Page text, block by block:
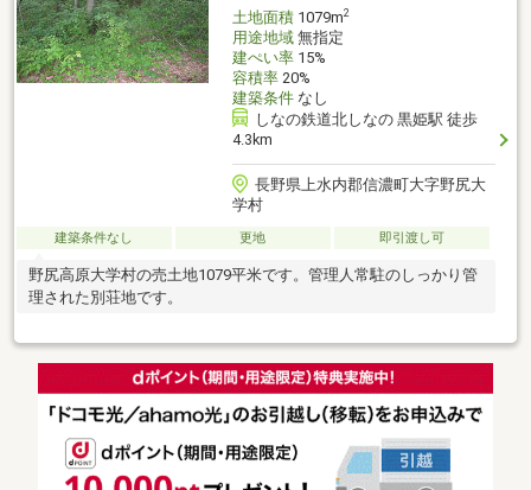
土地面積1079m2
用途地域無指定
建ぺい率15%
容積率20%
建築条件なし
しなの鉄道北しなの 黒姫駅 徒歩
4.3km
長野県上水内郡信濃町大字野尻大
学村
建築条件なし 更地 即引渡し可
野尻高原大学村の売土地1079平米です。管理人常駐のしっかり管
理された別荘地です。